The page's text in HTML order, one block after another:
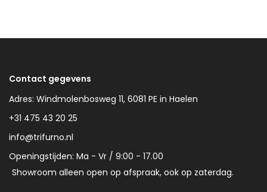
Contact gegevens
Adres: Windmolenbosweg 11, 6081 PE in Haelen
+31 475 43 20 25
info@trifurno.nl
Openingstijden: Ma - Vr / 9:00 - 17.00
Showroom alleen open op afspraak, ook op zaterdag.